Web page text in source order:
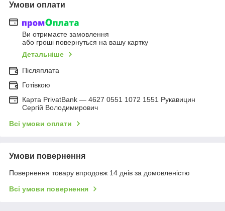
Умови оплати
Ви отримаєте замовлення
або гроші повернуться на вашу картку
Детальніше
Післяплата
Готівкою
Карта PrivatBank — 4627 0551 1072 1551 Рукавицин
Сергій Володимирович
Всі умови оплати
Умови повернення
Повернення товару впродовж 14 днів за домовленістю
Всі умови повернення